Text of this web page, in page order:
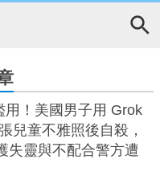
用！美國男子用 Grok
兒童不雅照後自殺，
失靈與不配合警方遭